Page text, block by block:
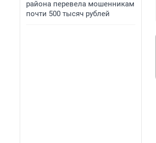
района перевела мошенникам
почти 500 тысяч рублей